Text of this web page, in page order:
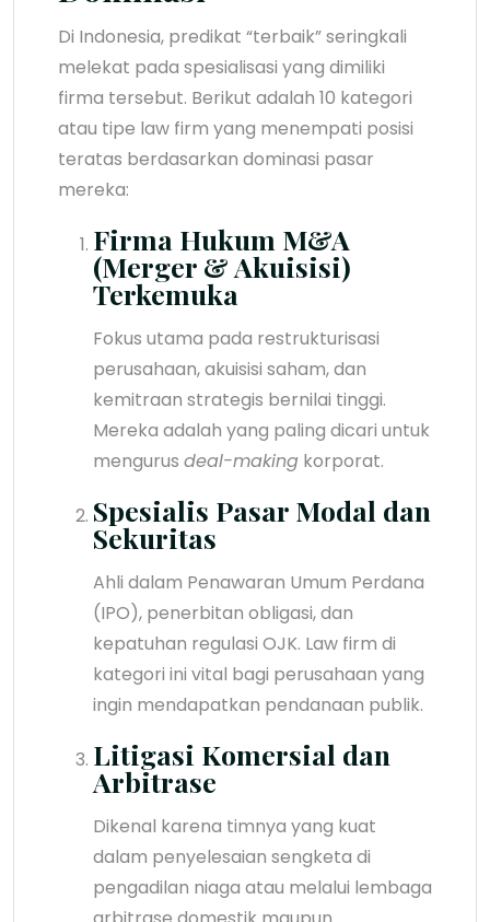
Di Indonesia, predikat “terbaik” seringkali
melekat pada spesialisasi yang dimiliki
firma tersebut. Berikut adalah 10 kategori
atau tipe law firm yang menempati posisi
teratas berdasarkan dominasi pasar
mereka:
Firma Hukum M&A
(Merger & Akuisisi)
Terkemuka
Fokus utama pada restrukturisasi
perusahaan, akuisisi saham, dan
kemitraan strategis bernilai tinggi.
Mereka adalah yang paling dicari untuk
mengurus deal-making korporat.
Spesialis Pasar Modal dan
Sekuritas
Ahli dalam Penawaran Umum Perdana
(IPO), penerbitan obligasi, dan
kepatuhan regulasi OJK. Law firm di
kategori ini vital bagi perusahaan yang
ingin mendapatkan pendanaan publik.
Litigasi Komersial dan
Arbitrase
Dikenal karena timnya yang kuat
dalam penyelesaian sengketa di
pengadilan niaga atau melalui lembaga